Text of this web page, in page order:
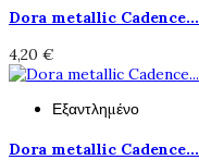
Dora metallic Cadence...
4,20 €
Εξαντλημένο
Dora metallic Cadence...